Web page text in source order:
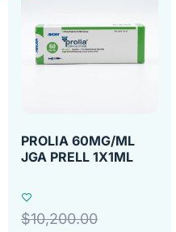
PROLIA 60MG/ML
JGA PRELL 1X1ML
$10,200.00